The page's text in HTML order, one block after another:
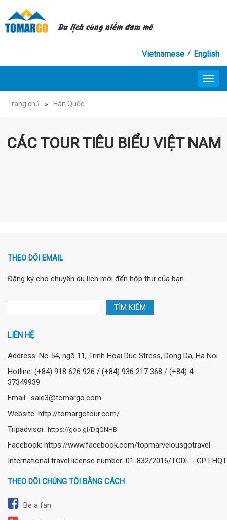
Du lịch cùng niềm đam mê
English
/
Vietnamese
Trang chủ » Hàn Quốc
CÁC TOUR TIÊU BIỂU VIỆT NAM
THEO DÕI EMAIL
Đăng ký cho chuyến du lịch mới đến hộp thư của bạn
LIÊN HỆ
Address: No 54, ngõ 11, Trinh Hoai Duc Stress, Dong Da, Ha Noi
Hotline: (+84) 918 626 926 / (+84) 936 217 368 / (+84) 4
37349939
Email: sale3@tomargo.com
Website: http://tomargotour.com/
Tripadvisor: https://goo.gl/DqQNHB
Facebook: https://www.facebook.com/topmarvelousgotravel
International travel license number: 01-832/2016/TCDL - GP LHQT
THEO DÕI CHÚNG TÔI BẰNG CÁCH
Be a fan